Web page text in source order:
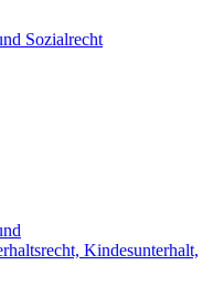
Sozialrecht
Kindesunterhalt,